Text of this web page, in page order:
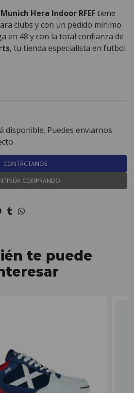
Hera Indoor RFEFtiene
clubs y con un pedido mínimo
en 48 y con la total confianza de
, tu tienda especialista en futbol
disponible. Puedes enviarnos
CONTÁCTANOS
COMPRANDO
te puede